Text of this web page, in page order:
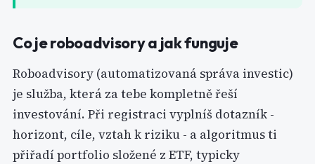
Co je roboadvisory a jak funguje
Roboadvisory (automatizovaná správa investic)
je služba, která za tebe kompletně řeší
investování. Při registraci vyplníš dotazník -
horizont, cíle, vztah k riziku - a algoritmus ti
přiřadí portfolio složené z ETF, typicky